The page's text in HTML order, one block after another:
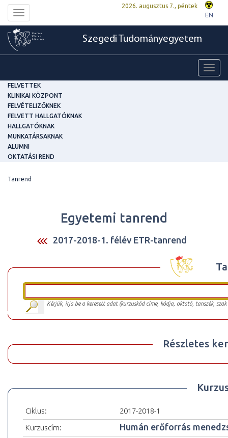
Toggle
navigation
2026. augusztus 7., péntek
EN
Szegedi Tudományegyetem
FELVETTEK
KLINIKAI KÖZPONT
FELVÉTELIZŐKNEK
FELVETT HALLGATÓKNAK
HALLGATÓKNAK
MUNKATÁRSAKNAK
ALUMNI
OKTATÁSI REND
Tanrend
Egyetemi tanrend
2017-2018-1. félév ETR-tanrend
Kérjük, írja be a keresett adat (kurzuskód címe, kódja, oktató, tanszék,
Részletes
Ciklus:
2017-2018-1
Kurzuscím:
Humán erőforrás